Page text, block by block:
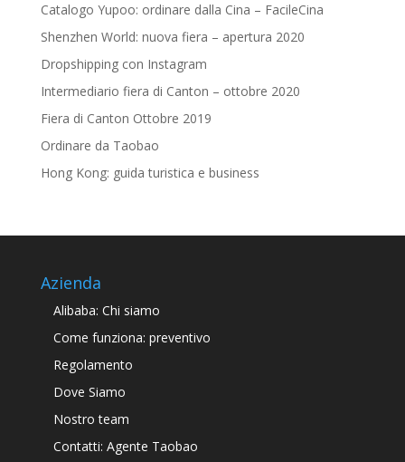
Catalogo Yupoo: ordinare dalla Cina – FacileCina
Shenzhen World: nuova fiera – apertura 2020
Dropshipping con Instagram
Intermediario fiera di Canton – ottobre 2020
Fiera di Canton Ottobre 2019
Ordinare da Taobao
Hong Kong: guida turistica e business
Azienda
Alibaba: Chi siamo
Come funziona: preventivo
Regolamento
Dove Siamo
Nostro team
Contatti: Agente Taobao